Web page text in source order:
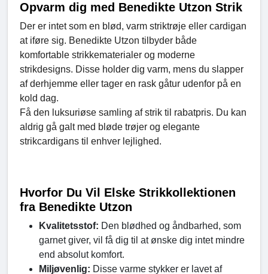
Opvarm dig med Benedikte Utzon Strik
Der er intet som en blød, varm striktrøje eller cardigan
at iføre sig. Benedikte Utzon tilbyder både
komfortable strikkematerialer og moderne
strikdesigns. Disse holder dig varm, mens du slapper
af derhjemme eller tager en rask gåtur udenfor på en
kold dag.
Få den luksuriøse samling af strik til rabatpris. Du kan
aldrig gå galt med bløde trøjer og elegante
strikcardigans til enhver lejlighed.
Hvorfor Du Vil Elske Strikkollektionen
fra Benedikte Utzon
Kvalitetsstof: Den blødhed og åndbarhed, som
garnet giver, vil få dig til at ønske dig intet mindre
end absolut komfort.
Miljøvenlig: Disse varme stykker er lavet af